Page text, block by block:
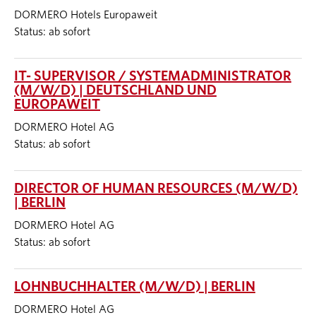
DORMERO Hotels Europaweit
Status: ab sofort
IT- SUPERVISOR / SYSTEMADMINISTRATOR
(M/W/D) | DEUTSCHLAND UND
EUROPAWEIT
DORMERO Hotel AG
Status: ab sofort
DIRECTOR OF HUMAN RESOURCES (M/W/D)
| BERLIN
DORMERO Hotel AG
Status: ab sofort
LOHNBUCHHALTER (M/W/D) | BERLIN
DORMERO Hotel AG